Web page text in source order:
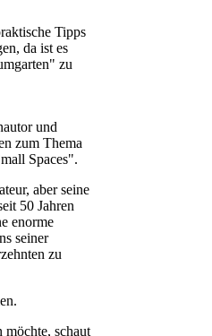
Tipps
da ist es
zu
und
zum Thema
Spaces".
aber seine
50 Jahren
enorme
seiner
zu
möchte, schaut